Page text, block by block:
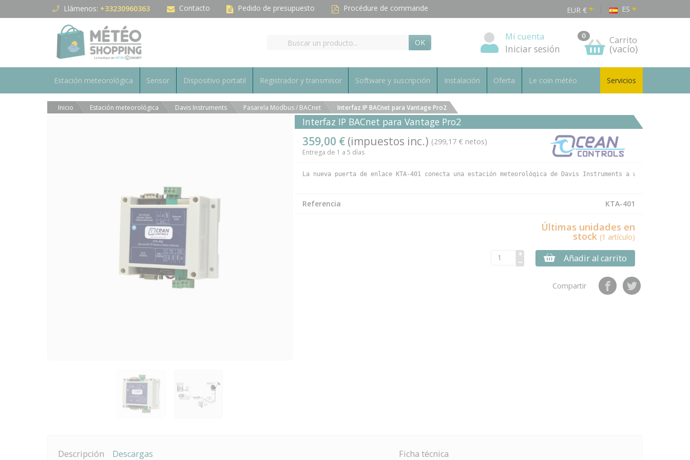
Llámenos: +33230960363 Contacto Pedido de presupuesto Procédure de commande EUR € ES
OK
Mi cuenta
Iniciar sesión
0 Carrito
(vacío)
Estación meteorológica Sensor Dispositivo portatil Registrador y transmisor Software y suscripción Instalación Oferta Le coin météo Servicios
Inicio Estación meteorológica Davis Instruments Pasarela Modbus / BACnet Interfaz IP BACnet para Vantage Pro2
Interfaz IP BACnet para Vantage Pro2
359,00 € (impuestos inc.) (299,17 € netos)
Entrega de 1 a 5 días
La nueva puerta de enlace KTA-401 conecta una estación meteorológica de Davis Instruments a una red IP
Referencia KTA-401
Últimas unidades en
stock (1 artículo)
Añadir al carrito
Compartir
Descripción Descargas Ficha técnica
Panel de gestión de cookies